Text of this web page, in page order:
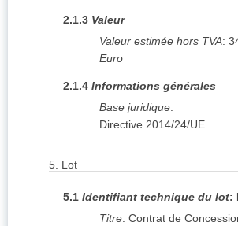
2.1.3 Valeur
Valeur estimée hors TVA:
Euro
2.1.4 Informations générales
Base juridique:
Directive 2014/24/UE
5. Lot
5.1 Identifiant technique du lot:
Titre: Contrat de